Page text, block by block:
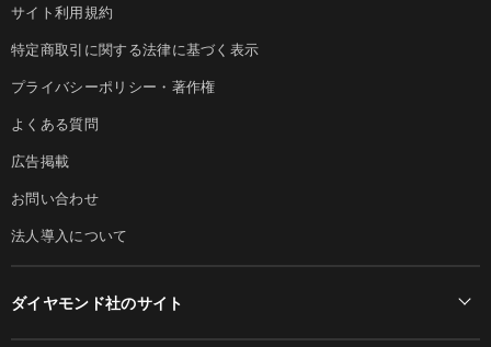
サイト利用規約
特定商取引に関する法律に基づく表示
プライバシーポリシー・著作権
よくある質問
広告掲載
お問い合わせ
法人導入について
ダイヤモンド社のサイト